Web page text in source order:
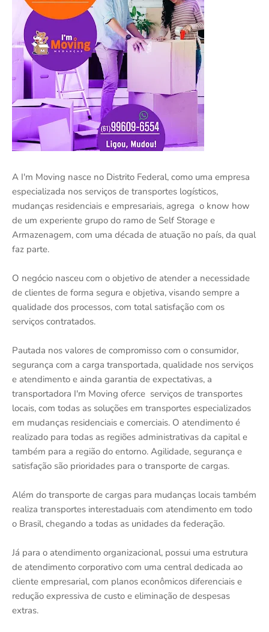
A I'm Moving nasce no Distrito Federal, como uma empresa
especializada nos serviços de transportes logísticos,
mudanças residenciais e empresariais, agrega o know how
de um experiente grupo do ramo de Self Storage e
Armazenagem, com uma década de atuação no país, da qual
faz parte.
O negócio nasceu com o objetivo de atender a necessidade
de clientes de forma segura e objetiva, visando sempre a
qualidade dos processos, com total satisfação com os
serviços contratados.
Pautada nos valores de compromisso com o consumidor,
segurança com a carga transportada, qualidade nos serviços
e atendimento e ainda garantia de expectativas, a
transportadora I'm Moving oferce serviços de transportes
locais, com todas as soluções em transportes especializados
em mudanças residenciais e comerciais. O atendimento é
realizado para todas as regiões administrativas da capital e
também para a região do entorno. Agilidade, segurança e
satisfação são prioridades para o transporte de cargas.
Além do transporte de cargas para mudanças locais também
realiza transportes interestaduais com atendimento em todo
o Brasil, chegando a todas as unidades da federação.
Já para o atendimento organizacional, possui uma estrutura
de atendimento corporativo com uma central dedicada ao
cliente empresarial, com planos econômicos diferenciais e
redução expressiva de custo e eliminação de despesas
extras.